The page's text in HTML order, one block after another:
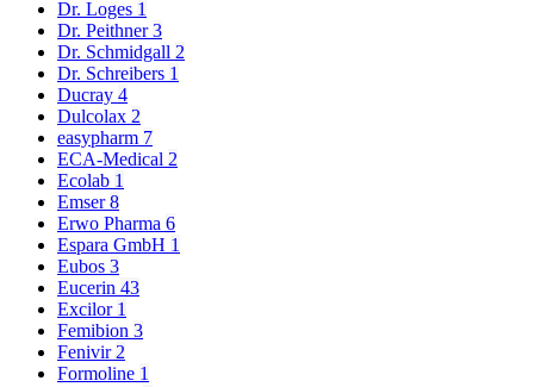
Dr. Loges 1
Dr. Peithner3
Dr. Schmidgall 2
Dr. Schreibers 1
Ducray 4
Dulcolax 2
easypharm 7
ECA-Medical 2
Ecolab 1
Emser8
Erwo Pharma 6
Espara GmbH 1
Eubos 3
Eucerin 43
Excilor 1
Femibion 3
Fenivir2
Formoline 1